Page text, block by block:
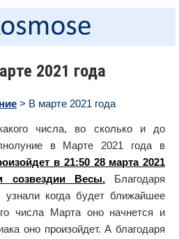
2021 года
> В марте 2021 года
числа, во сколько и до
в Марте 2021 года в
в 21:50 28 марта 2021
созвездии Весы.Благодаря
когда будет ближайшее
числа Марта оно начнется и
оно произойдет. А благодаря